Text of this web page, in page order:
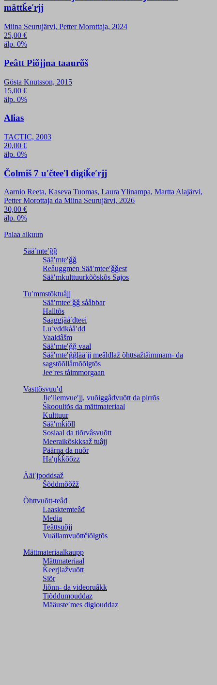
mättǩeʹrjj
Miina Seurujärvi, Petter Morottaja, 2024
25,00 €
älp. 0%
Peâtt Piõjjna taaurõš
Gösta Knutsson, 2015
15,00 €
älp. 0%
Alias
TACTIC, 2003
20,00 €
älp. 0%
Čolmiš 7 uʹčteeʹl digiǩeʹrjj
Aarnio Reeta, Kaseva Tuomas, Laura Ylinampa, Martta Alajärvi,
Petter Morottaja da Miina Seurujärvi, 2026
30,00 €
älp. 0%
Palaa alkuun
Sääʹmteʹǧǧ
Sääʹmteʹǧǧ
Reâuggmen Sääʹmteeʹǧǧest
Sääʹmkulttuurkõõskõs Sajos
Tuʹmmstõktuâjj
Sääʹmteeʹǧǧ sååbbar
Halltõs
Saaǥǥjååʹđteei
Luʹvddkååʹdd
Vaaldâšm
Sääʹmteʹǧǧ vaal
Sääʹmteʹǧǧlääʹjj meâldlaž õhttsažtåimmam- da
saǥstõõllâmõõlǥtõs
Jeeʹres tåimmorgaan
Vasttõsvuuʹd
Jieʹllemvueʹjj, vuõiggâdvuõtt da pirrõs
Škooultõs da mättmateriaal
Kulttuur
Sääʹmǩiõll
Sosiaal da tiõrvâsvuõtt
Meeraikõskksaž tuâjj
Päärna da nuõr
Haʹŋǩǩõõzz
Ääiʹjpoddsaž
Šõddmõõžž
Õhttvuõtt-teâđ
Laasktemteâđ
Media
Teâttsuõjj
Vuällamvuõttčiõlǥtõs
Mättmateriaalkaupp
Mättmateriaal
Ǩeerjlažvuõtt
Siõr
Jiõnn- da videoruâkk
Tiõddumouddaz
Määusteʹmes digiouddaz